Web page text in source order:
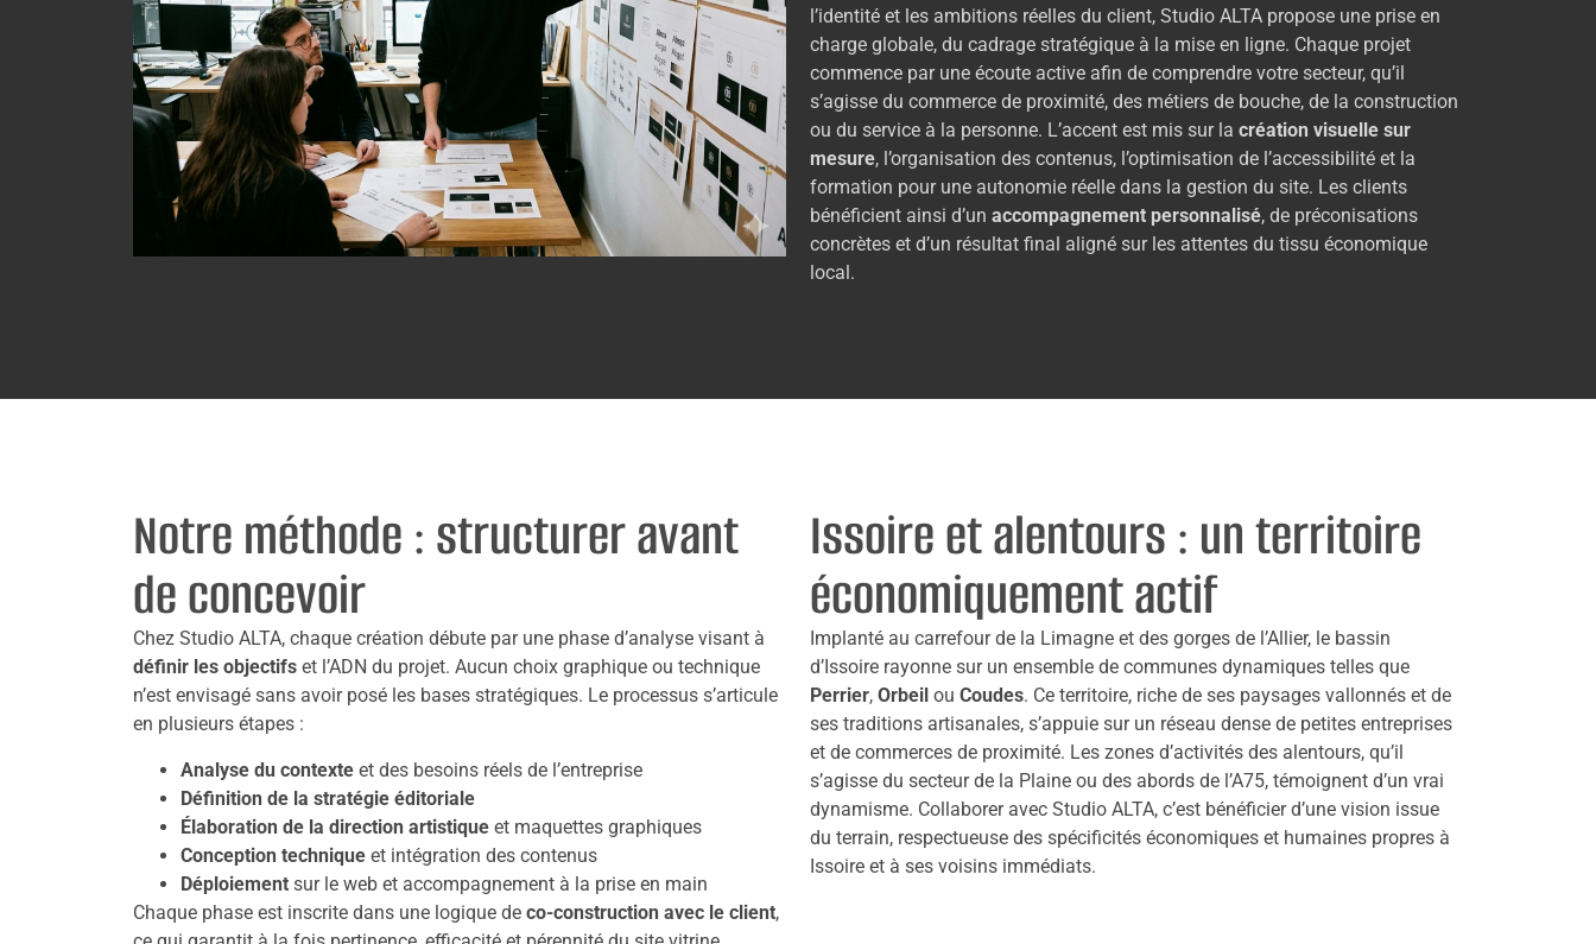
l’identité et les ambitions réelles du client, Studio ALTA propose une prise en
charge globale, du cadrage stratégique à la mise en ligne. Chaque projet
commence par une écoute active afin de comprendre votre secteur, qu’il
s’agisse du commerce de proximité, des métiers de bouche, de la construction
ou du service à la personne. L’accent est mis sur la création visuelle sur
mesure, l’organisation des contenus, l’optimisation de l’accessibilité et la
formation pour une autonomie réelle dans la gestion du site. Les clients
bénéficient ainsi d’un accompagnement personnalisé, de préconisations
concrètes et d’un résultat final aligné sur les attentes du tissu économique
local.
Notre méthode : structurer avant
de concevoir
Chez Studio ALTA, chaque création débute par une phase d’analyse visant à
définir les objectifs et l’ADN du projet. Aucun choix graphique ou technique
n’est envisagé sans avoir posé les bases stratégiques. Le processus s’articule
en plusieurs étapes :
Analyse du contexte et des besoins réels de l’entreprise
Définition de la stratégie éditoriale
Élaboration de la direction artistique et maquettes graphiques
Conception technique et intégration des contenus
Déploiement sur le web et accompagnement à la prise en main
Chaque phase est inscrite dans une logique de co-construction avec le client,
Issoire et alentours : un territoire
économiquement actif
Implanté au carrefour de la Limagne et des gorges de l’Allier, le bassin
d’Issoire rayonne sur un ensemble de communes dynamiques telles que
Perrier, Orbeil ou Coudes. Ce territoire, riche de ses paysages vallonnés et de
ses traditions artisanales, s’appuie sur un réseau dense de petites entreprises
et de commerces de proximité. Les zones d’activités des alentours, qu’il
s’agisse du secteur de la Plaine ou des abords de l’A75, témoignent d’un vrai
dynamisme. Collaborer avec Studio ALTA, c’est bénéficier d’une vision issue
du terrain, respectueuse des spécificités économiques et humaines propres à
Issoire et à ses voisins immédiats.